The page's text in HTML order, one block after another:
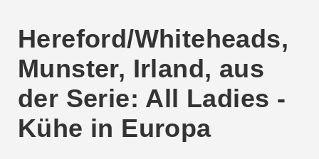
Hereford/Whiteheads,
Munster, Irland, aus
der Serie: All Ladies -
Kühe in Europa